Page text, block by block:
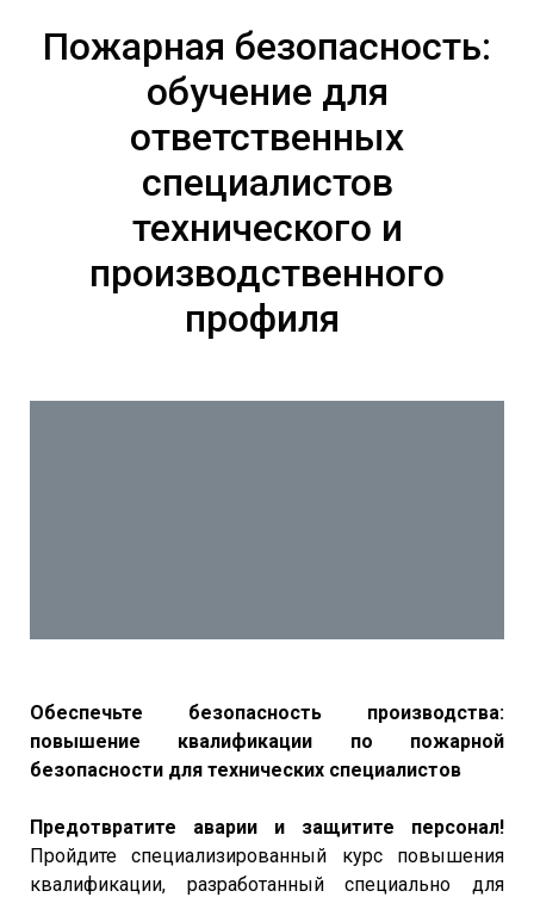
Пожарная безопасность:
обучение для
ответственных
специалистов
технического и
производственного
профиля
Обеспечьте безопасность производства:
повышение квалификации по пожарной
безопасности для технических специалистов
Предотвратите аварии и защитите персонал!
Пройдите специализированный курс повышения
квалификации, разработанный специально для